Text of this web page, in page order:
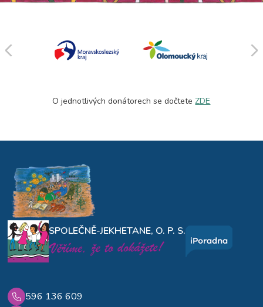
O jednotlivých donátorech se dočteteZDE
SPOLEČNĚ-JEKHETANE, O. P. S.
596 136 609